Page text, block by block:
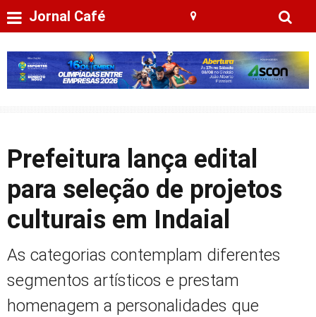
Jornal Café
Prefeitura lança edital
para seleção de projetos
culturais em Indaial
As categorias contemplam diferentes
segmentos artísticos e prestam
homenagem a personalidades que